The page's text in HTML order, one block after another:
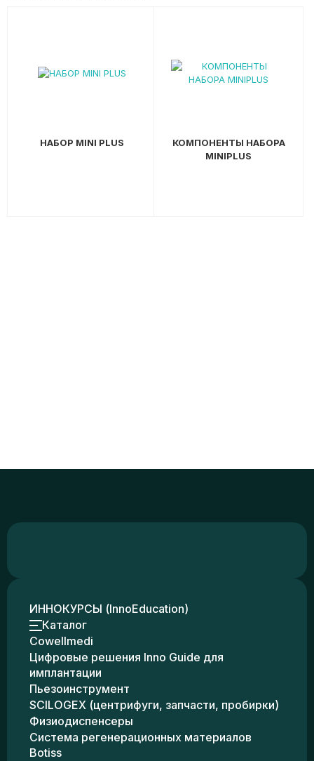
НАБОР MINI PLUS
КОМПОНЕНТЫ НАБОРА
MINIPLUS
ИННОКУРСЫ (InnoEducation)
Каталог
Cowellmedi
Цифровые решения Inno Guide для
имплантации
Пьезоинструмент
SCILOGEX (центрифуги, запчасти, пробирки)
Физиодиспенсеры
Система регенерационных материалов
Botiss